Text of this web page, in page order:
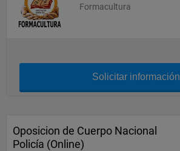
Formacultura
Solicitar información
Oposicion de Cuerpo Nacional
Policía (Online)